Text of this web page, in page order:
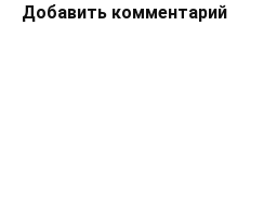
Добавить комментарий